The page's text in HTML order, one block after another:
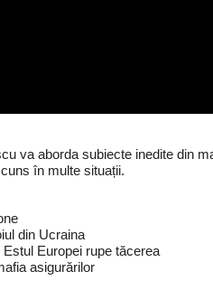
va aborda subiecte inedite din
în multe situații.
din Ucraina
Europei rupe tăcerea
asigurărilor